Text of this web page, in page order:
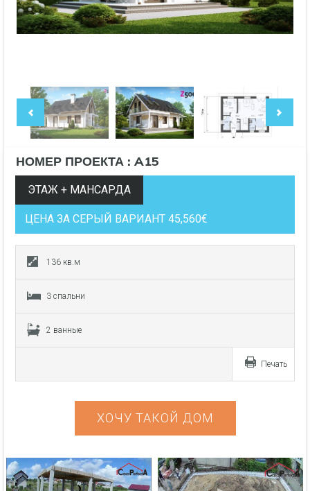
НОМЕР ПРОЕКТА : A15
ЭТАЖ + МАНСАРДА
ЦЕНА ЗА СЕРЫЙ ВАРИАНТ 45,560€
136 кв.м
3 спальни
2 ванные
Печать
ХОЧУ ТАКОЙ ДОМ